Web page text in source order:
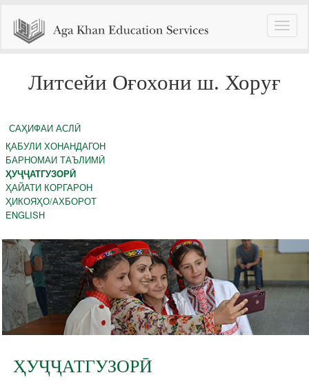
Toggle
Литсейи Оғохони ш. Хоруғ
САҲИФАИ АСЛӢ
ҚАБУЛИ ХОНАНДАГОН
БАРНОМАИ ТАЪЛИМӢ
ҲУҶҶАТГУЗОРӢ
ҲАЙАТИ КОРГАРОН
ҲИКОЯҲО/АХБОРОТ
ENGLISH
ҲУҶҶАТГУЗОРӢ